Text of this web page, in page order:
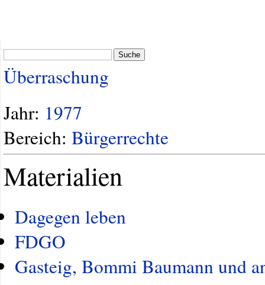
Suche
Überraschung
Jahr: 1977
Bereich: Bürgerrechte
Materialien
Dagegen leben
FDGO
Gasteig, Bommi Baumann und